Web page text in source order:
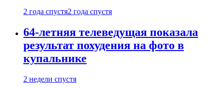
2 года спустя2 года спустя
64-летняя телеведущая показала
результат похудения на фото в
купальнике
2 недели спустя